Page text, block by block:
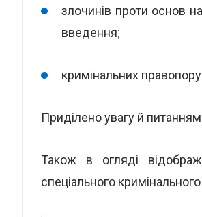
злочинів проти основ
введення;
кримінальних
Приділено увагу й питанням
Також в огляді
спеціального